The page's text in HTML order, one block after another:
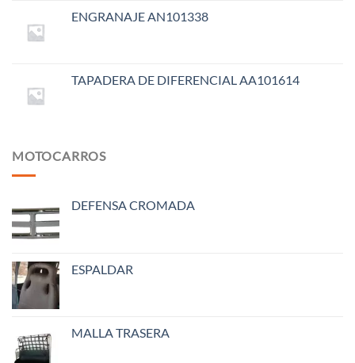
ENGRANAJE AN101338
TAPADERA DE DIFERENCIAL AA101614
MOTOCARROS
DEFENSA CROMADA
ESPALDAR
MALLA TRASERA